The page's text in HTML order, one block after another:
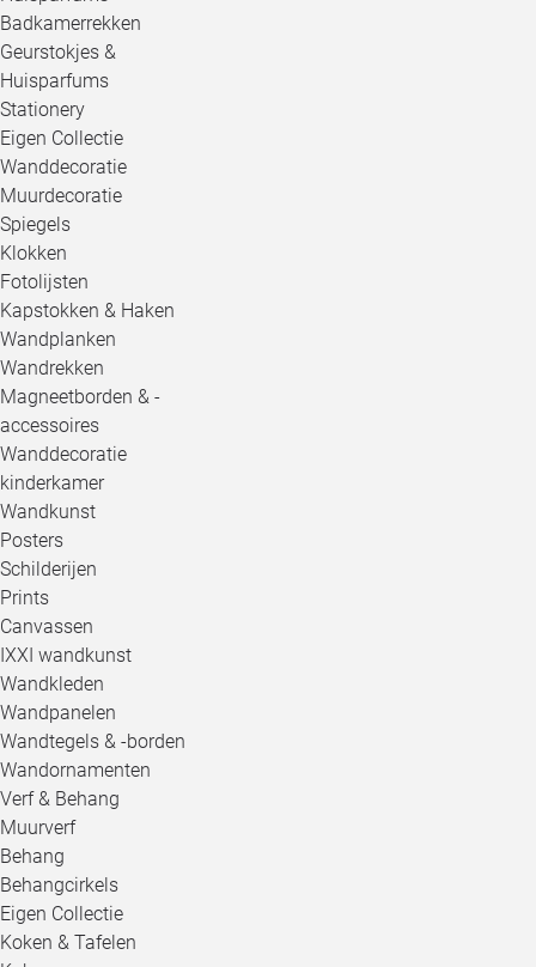
Badkamerrekken
Geurstokjes &
Huisparfums
Stationery
Eigen Collectie
Wanddecoratie
Muurdecoratie
Spiegels
Klokken
Fotolijsten
Kapstokken & Haken
Wandplanken
Wandrekken
Magneetborden & -
accessoires
Wanddecoratie
kinderkamer
Wandkunst
Posters
Schilderijen
Prints
Canvassen
IXXI wandkunst
Wandkleden
Wandpanelen
Wandtegels & -borden
Wandornamenten
Verf & Behang
Muurverf
Behang
Behangcirkels
Eigen Collectie
Koken & Tafelen